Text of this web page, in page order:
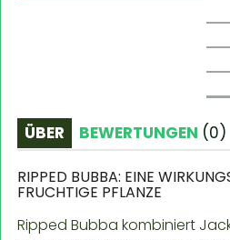
ÜBER BEWERTUNGEN (0)
RIPPED BUBBA: EINE
FRUCHTIGE PFLANZE
Ripped Bubba kombiniert